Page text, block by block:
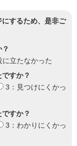
するため、是非ご
に立たなかった
すか？
3：見つけにくかっ
すか？
3：わかりにくかっ